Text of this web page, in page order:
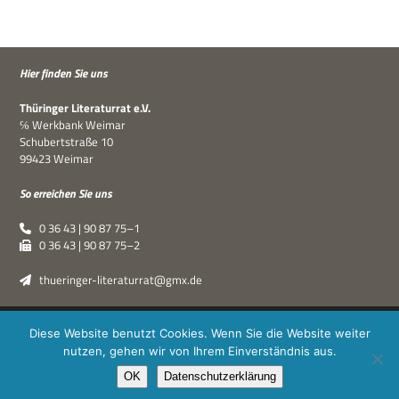
Hier fin­den Sie uns
Thü­rin­ger Lite­ra­tur­rat e.V.
℅ Werk­bank Weimar
Schu­bert­straße 10
99423 Weimar
So errei­chen Sie uns
0 36 43 | 90 87 75–1
0 36 43 | 90 87 75–2
thueringer-literaturrat@gmx.de
Thüringer Literaturrat e.V. | © 2019–2026 ·XPDT : Marken &
Kommunikation|Impressum·Datenschutz
Diese Website benutzt Cookies. Wenn Sie die Website weiter
nutzen, gehen wir von Ihrem Einverständnis aus.
OK Datenschutzerklärung